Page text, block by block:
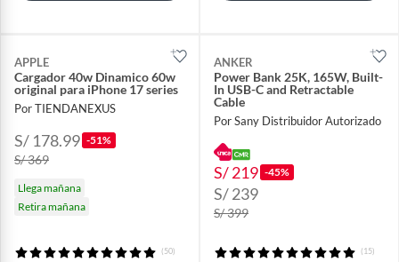
APPLE
Cargador 40w Dinamico 60w
original para iPhone 17 series
Por TIENDANEXUS
S/ 178.99 -51%
S/ 369
Llega mañana
Retira mañana
(50)
ANKER
Power Bank 25K, 165W, Built-
In USB-C and Retractable
Cable
Por Sany Distribuidor Autorizado
S/ 219 -45%
S/ 239
S/ 399
(15)